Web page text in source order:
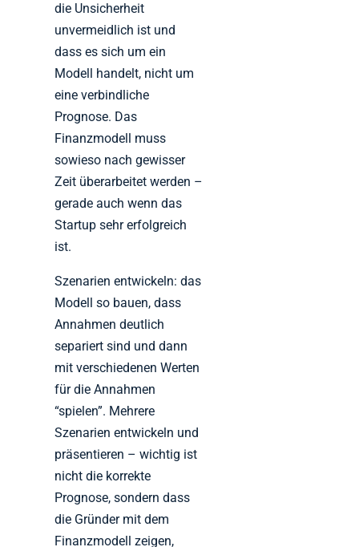
die Unsicherheit
unvermeidlich ist und
dass es sich um ein
Modell handelt, nicht um
eine verbindliche
Prognose. Das
Finanzmodell muss
sowieso nach gewisser
Zeit überarbeitet werden –
gerade auch wenn das
Startup sehr erfolgreich
ist.
Szenarien entwickeln: das
Modell so bauen, dass
Annahmen deutlich
separiert sind und dann
mit verschiedenen Werten
für die Annahmen
“spielen”. Mehrere
Szenarien entwickeln und
präsentieren – wichtig ist
nicht die korrekte
Prognose, sondern dass
die Gründer mit dem
Finanzmodell zeigen,